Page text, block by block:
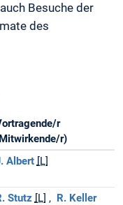
Besuche der
des
r
r)
Albert [L]
Stutz [L] R. Keller